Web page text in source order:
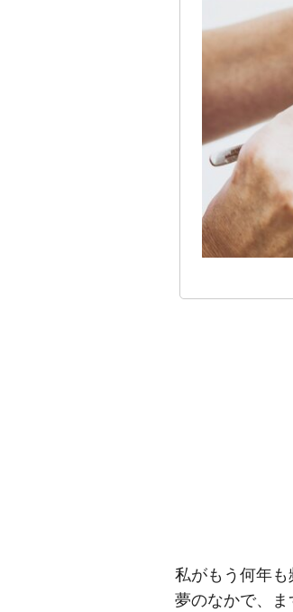
私がもう何年も
夢のなかで、